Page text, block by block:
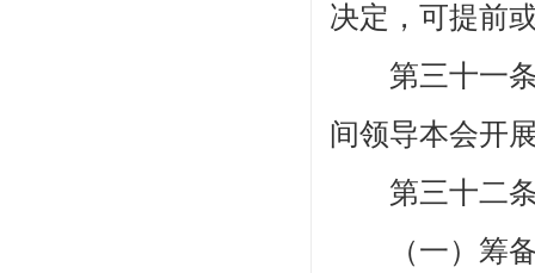
决定，可提前
第三十一
间领导本会开
第三十二
（一）筹备